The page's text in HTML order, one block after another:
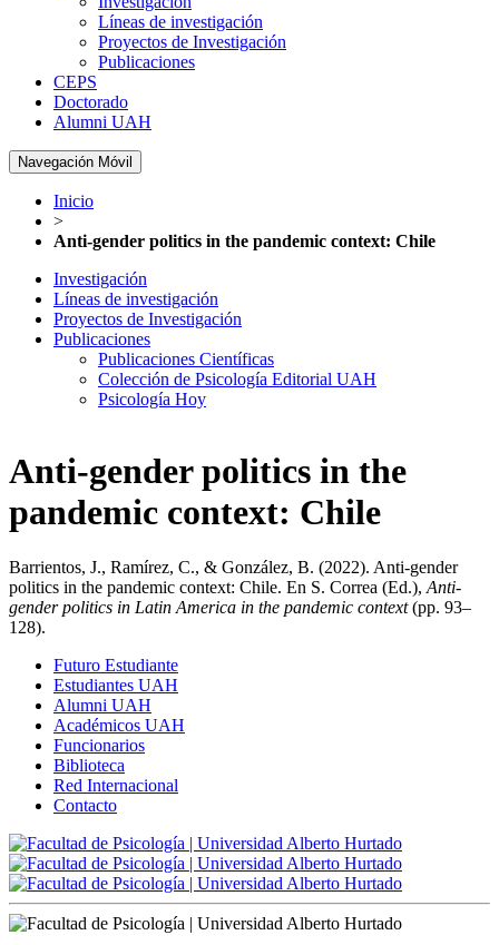
Líneas de investigación
Proyectos de Investigación
Publicaciones
CEPS
Doctorado
Alumni UAH
Navegación Móvil
Inicio
>
Anti-gender politics in the pandemic context: Chile
Investigación
Líneas de investigación
Proyectos de Investigación
Publicaciones
Publicaciones Científicas
Colección de Psicología Editorial UAH
Psicología Hoy
Anti-gender politics in the
pandemic context: Chile
Barrientos, J., Ramírez, C., & González, B. (2022). Anti-gender
politics in the pandemic context: Chile. En S. Correa (Ed.), Anti-
gender politics in Latin America in the pandemic context(pp. 93–
128).
Futuro Estudiante
Estudiantes UAH
Alumni UAH
Académicos UAH
Funcionarios
Biblioteca
Red Internacional
Contacto